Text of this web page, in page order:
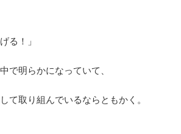
る！」
で明らかになっていて、
て取り組んでいるならともかく。